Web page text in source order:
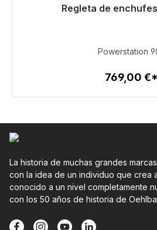
Regleta de
Listo para envío inmediato,
Detalles
Powerstation
769,00 €*
La historia de muchas grandes
con la idea de un individuo que crea
conocido a un nivel completamente
con los 50 años de historia de